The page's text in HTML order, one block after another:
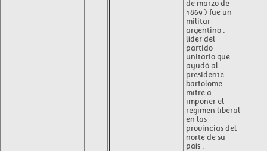
de marzo de
1869 ) fue un
militar
argentino ,
líder del
partido
unitario que
ayudó al
presidente
bartolomé
mitre a
imponer el
régimen liberal
en las
provincias del
norte de su
país .